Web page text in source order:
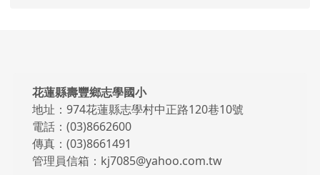
頁尾區域內容
花蓮縣壽豐鄉志學國小
地址：974花蓮縣志學村中正路120巷10號
電話：(03)8662600
傳真：(03)8661491
管理員信箱：kj7085@yahoo.com.tw